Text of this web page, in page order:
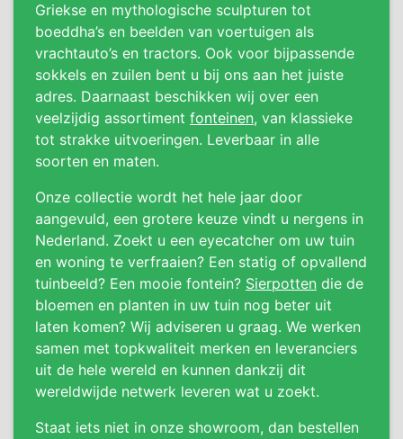
Griekse en mythologische sculpturen tot
boeddha’s en beelden van voertuigen als
vrachtauto’s en tractors. Ook voor bijpassende
sokkels en zuilen bent u bij ons aan het juiste
adres. Daarnaast beschikken wij over een
veelzijdig assortiment fonteinen, van klassieke
tot strakke uitvoeringen. Leverbaar in alle
soorten en maten.
Onze collectie wordt het hele jaar door
aangevuld, een grotere keuze vindt u nergens in
Nederland. Zoekt u een eyecatcher om uw tuin
en woning te verfraaien? Een statig of opvallend
tuinbeeld? Een mooie fontein? Sierpotten die de
bloemen en planten in uw tuin nog beter uit
laten komen? Wij adviseren u graag. We werken
samen met topkwaliteit merken en leveranciers
uit de hele wereld en kunnen dankzij dit
wereldwijde netwerk leveren wat u zoekt.
Staat iets niet in onze showroom, dan bestellen